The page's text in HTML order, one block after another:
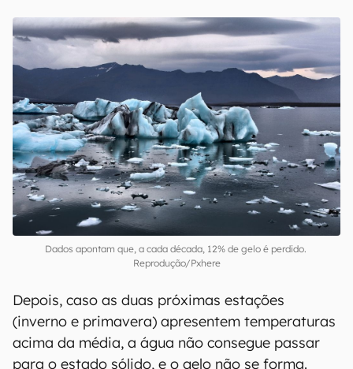
pode ocorrer dentro de três anos a seis anos.
Além disso, os pesquisadores descobriram que
um outono quente seguido por um inverno e
primavera quentes é umacombinação
extremamente prejudicial. Isso se deve ao
fato de que, primeiro, o calor anormal no
outono enfraquece o gelo marinho.